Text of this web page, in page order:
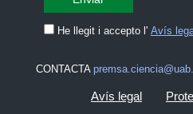
He llegit i accepto l' Avís
CONTACTA
Avís legal